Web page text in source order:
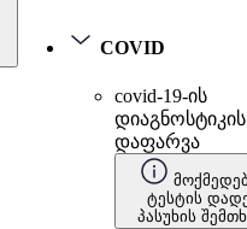
COVID
covid-19-ის
დიაგნოსტიკის
დაფარვა
ტესტის
პასუხის